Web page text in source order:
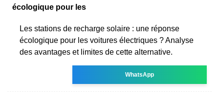
écologique pour les
Les stations de recharge solaire : une réponse
écologique pour les voitures électriques ? Analyse
des avantages et limites de cette alternative.
WhatsApp